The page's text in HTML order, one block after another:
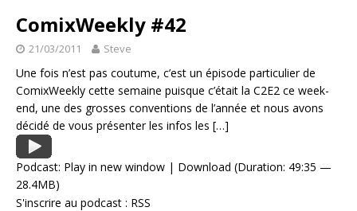
ComixWeekly #42
21/03/2011 Steve
Une fois n’est pas coutume, c’est un épisode particulier de
ComixWeekly cette semaine puisque c’était la C2E2 ce week-
end, une des grosses conventions de l’année et nous avons
décidé de vous présenter les infos les […]
Podcast: Play in new window | Download (Duration: 49:35 —
28.4MB)
S'inscrire au podcast : RSS